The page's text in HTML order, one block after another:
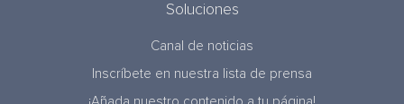
Soluciones
Canal de noticias
Inscríbete en nuestra lista de prensa